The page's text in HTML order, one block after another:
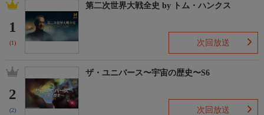
1
(1)
第二次世界大戦全史 by トム・ハンクス
次回放送
2
(2)
ザ・ユニバース〜宇宙の歴史〜S6
次回放送